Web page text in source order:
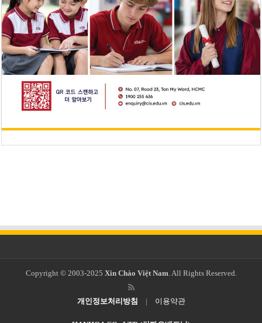
Copyright © 2003-2025 Xin Chào Việt Nam . All Rights Reserved.
개인정보처리방침 | 이용약관